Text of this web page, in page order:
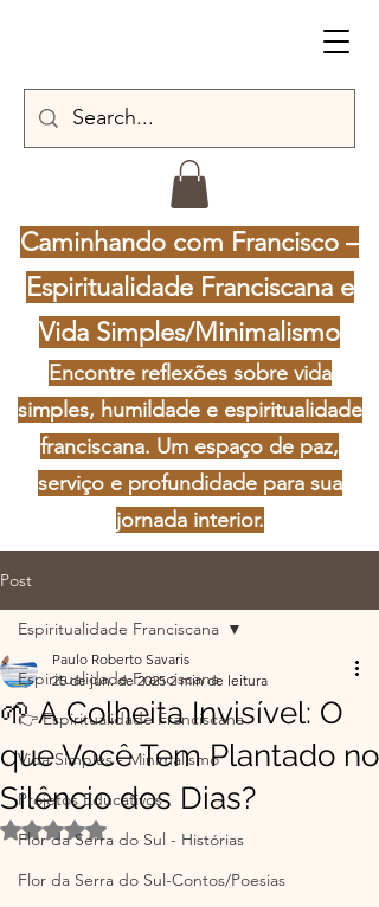
Caminhando com Francisco –
Espiritualidade Franciscana e
Vida Simples/Minimalismo
Encontre reflexões sobre vida
simples, humildade e espiritualidade
franciscana. Um espaço de paz,
serviço e profundidade para sua
jornada interior.
Post
Espiritualidade Franciscana
👉 Espiritualidade Franciscana
Vida Simples - Minimalismo
Projetos Educativos
Flor da Serra do Sul - Histórias
Flor da Serra do Sul-Contos/Poesias
Espiritualidade Franciscana
🌱 A Colheita Invisível: O
que Você Tem Plantado no
Silêncio dos Dias?
Paulo Roberto Savaris
25 de jun. de 2025 2 min de leitura
Avaliado com NaN de 5 estrelas.